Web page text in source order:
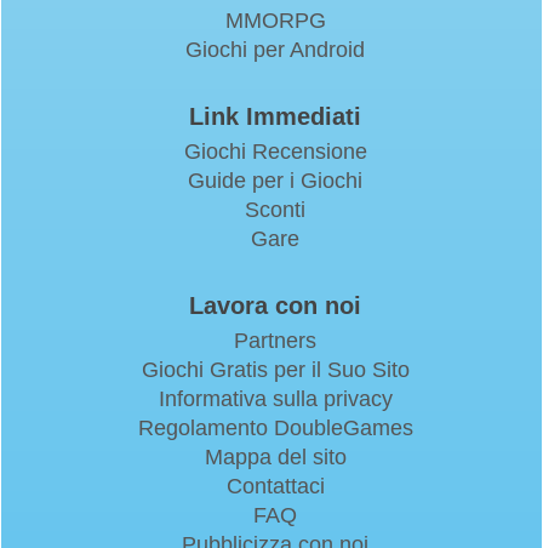
MMORPG
Giochi per Android
Link Immediati
Giochi Recensione
Guide per i Giochi
Sconti
Gare
Lavora con noi
Partners
Giochi Gratis per il Suo Sito
Informativa sulla privacy
Regolamento DoubleGames
Mappa del sito
Contattaci
FAQ